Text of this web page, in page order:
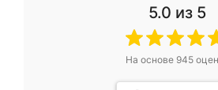
5.0 из 5
На основе 945